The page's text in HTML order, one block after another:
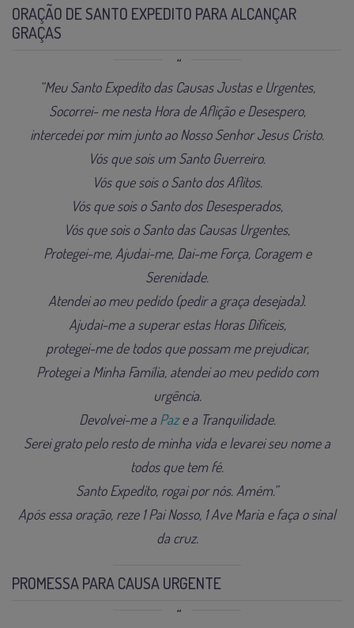
ORAÇÃO DE SANTO EXPEDITO PARA ALCANÇAR
GRAÇAS
“Meu Santo Expedito das Causas Justas e Urgentes,
Socorrei- me nesta Hora de Aflição e Desespero,
intercedei por mim junto ao Nosso Senhor Jesus Cristo.
Vós que sois um Santo Guerreiro.
Vós que sois o Santo dos Aflitos.
Vós que sois o Santo dos Desesperados,
Vós que sois o Santo das Causas Urgentes,
Protegei-me, Ajudai-me, Dai-me Força, Coragem e
Serenidade.
Atendei ao meu pedido (pedir a graça desejada).
Ajudai-me a superar estas Horas Difíceis,
protegei-me de todos que possam me prejudicar,
Protegei a Minha Família, atendei ao meu pedido com
urgência.
Devolvei-me a Paze a Tranquilidade.
Serei grato pelo resto de minha vida e levarei seu nome a
todos que tem fé.
Santo Expedito, rogai por nós. Amém.”
Após essa oração, reze 1 Pai Nosso, 1 Ave Maria e faça o sinal
da cruz.
PROMESSA PARA CAUSA URGENTE